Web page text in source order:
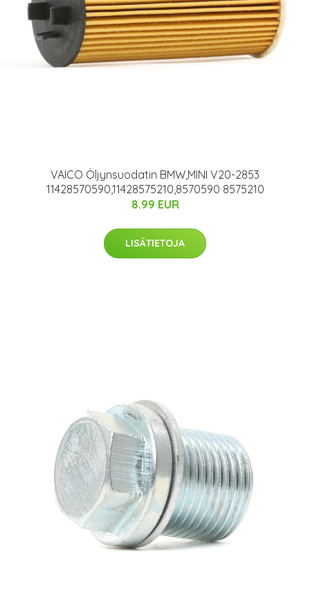
VAICO Öljynsuodatin BMW,MINI V20-2853
11428570590,11428575210,8570590 8575210
8.99 EUR
LISÄTIETOJA